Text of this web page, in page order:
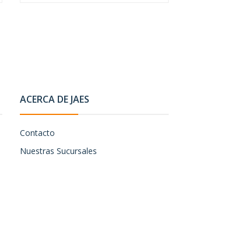
ACERCA DE JAES
Contacto
Nuestras Sucursales